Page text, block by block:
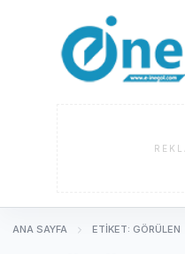
ANA SAYFA ETIKET: GÖRÜLEN